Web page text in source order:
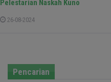
Pelestarian Naskah Kuno
26-08-2024
Pencarian